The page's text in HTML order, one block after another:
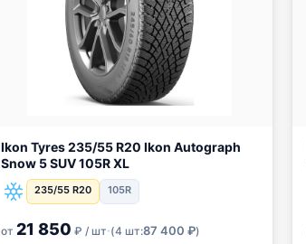
Ikon Tyres 235/55 R20 Ikon Autograph
Snow 5 SUV 105R XL
235/55 R20 105R
от 21 850 ₽ / шт·(4 шт:87 400 ₽)